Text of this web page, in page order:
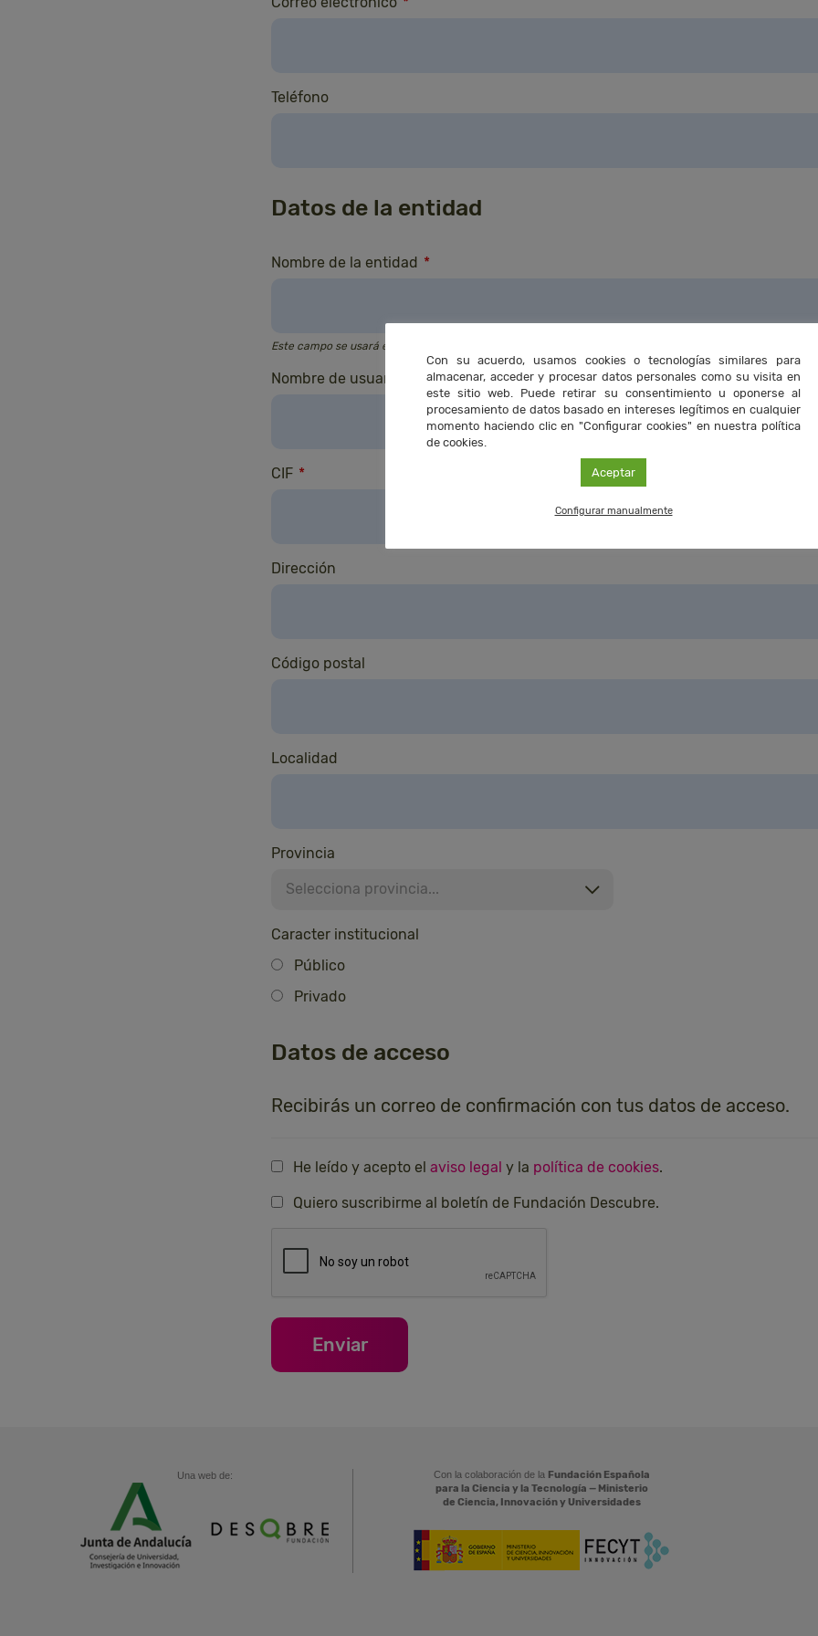
Teléfono
Datos de la entidad
Nombre de la entidad *
Este campo se usará en el listado de entidades participantes de la web que los visitantes podrán
Nombre de usuario para acceder a la web *
CIF *
Dirección
Código postal
Localidad
Provincia
Selecciona provincia...
Caracter institucional
Público
Privado
Datos de acceso
Recibirás un correo de confirmación con tus datos de acceso.
He leído y acepto el aviso legal y la política de cookies.
Quiero suscribirme al boletín de Fundación Descubre.
Una web de: Con la colaboración de la Fundación Española
para la Ciencia y la Tecnología — Ministerio
de Ciencia, Innovación y Universidades
Con su acuerdo, usamos cookies o tecnologías similares para
almacenar, acceder y procesar datos personales como su visita en
este sitio web. Puede retirar su consentimiento u oponerse al
procesamiento de datos basado en intereses legítimos en cualquier
momento haciendo clic en "Configurar cookies" en nuestra política
de cookies.
Aceptar
Configurar manualmente